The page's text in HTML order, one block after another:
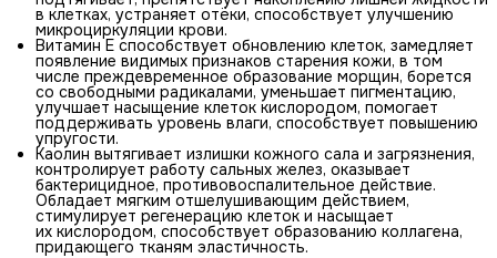
в клетках, устраняет отёки, способствует улучшению
микроциркуляции крови.
Витамин Е способствует обновлению клеток, замедляет
появление видимых признаков старения кожи, в том
числе преждевременное образование морщин, борется
со свободными радикалами, уменьшает пигментацию,
улучшает насыщение клеток кислородом, помогает
поддерживать уровень влаги, способствует повышению
упругости.
Каолин вытягивает излишки кожного сала и загрязнения,
контролирует работу сальных желез, оказывает
бактерицидное, противовоспалительное действие.
Обладает мягким отшелушивающим действием,
стимулирует регенерацию клеток и насыщает
их кислородом, способствует образованию коллагена,
придающего тканям эластичность.